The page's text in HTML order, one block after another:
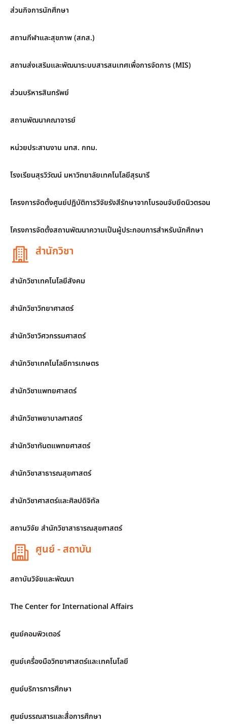
ส่วนกิจการนักศึกษา
สถานกีฬาและสุขภาพ (สกส.)
สถานส่งเสริมและพัฒนาระบบสารสนเทศเพื่อการจัดการ (MIS)
ส่วนบริหารสินทรัพย์
สถานพัฒนาคณาจารย์
หน่วยประสานงาน มทส. กทม.
โรงเรียนสุรวิวัฒน์ มหาวิทยาลัยเทคโนโลยีสุรนารี
โครงการจัดตั้งศูนย์ปฏิบัติการวิจัยรังสีรักษาจากโบรอนจับยึดนิวตรอน
โครงการจัดตั้งสถานพัฒนาความเป็นผู้ประกอบการสำหรับนักศึกษา
สำนักวิชา
สำนักวิชาเทคโนโลยีสังคม
สำนักวิชาวิทยาศาสตร์
สำนักวิชาวิศวกรรมศาสตร์
สำนักวิชาเทคโนโลยีการเกษตร
สำนักวิชาแพทยศาสตร์
สำนักวิชาพยาบาลศาสตร์
สำนักวิชาทันตแพทยศาสตร์
สำนักวิชาสาธารณสุขศาสตร์
สำนักวิชาศาสตร์และศิลปดิจิทัล
สถานวิจัย สำนักวิชาสาธารณสุขศาสตร์
ศูนย์ - สถาบัน
สถาบันวิจัยและพัฒนา
The Center for International Affairs
ศูนย์คอมพิวเตอร์
ศูนย์เครื่องมือวิทยาศาสตร์และเทคโนโลยี
ศูนย์บริการการศึกษา
ศูนย์บรรณสารและสื่อการศึกษา